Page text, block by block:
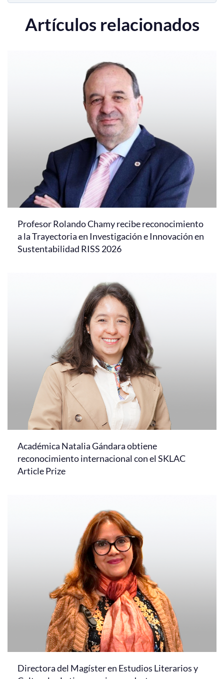
Artículos relacionados
Profesor Rolando Chamy recibe reconocimiento
a la Trayectoria en Investigación e Innovación en
Sustentabilidad RISS 2026
Académica Natalia Gándara obtiene
reconocimiento internacional con el SKLAC
Article Prize
Directora del Magíster en Estudios Literarios y